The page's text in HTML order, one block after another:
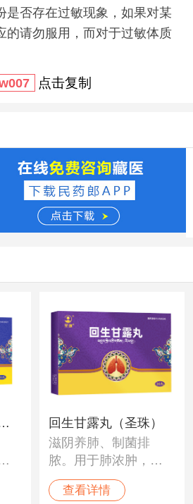
是否存在过敏现象，如果对某
的请勿服用，而对于过敏体质
点击复制
回生甘露丸（圣珠）
滋阴养肺、制菌排
脓。用于肺浓肿，肺
结核，体虚气喘，新
旧肺病等。
查看详情